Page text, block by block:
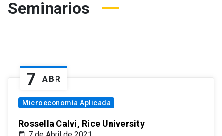
Seminarios
7 ABR
Microeconomía Aplicada
Rossella Calvi, Rice University